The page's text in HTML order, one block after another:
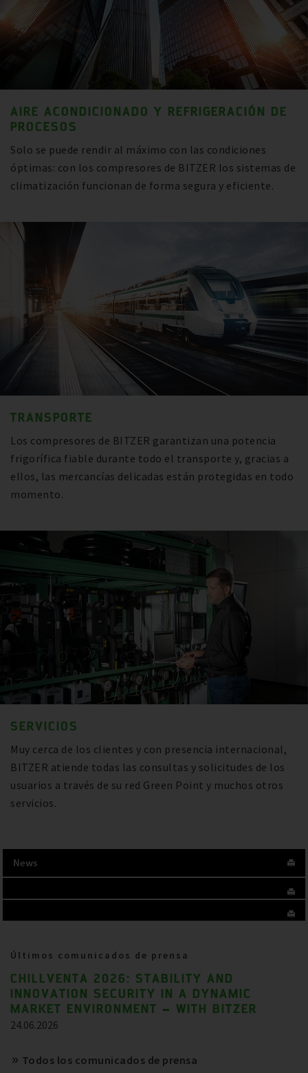
AIRE ACONDICIONADO Y REFRIGERACIÓN DE
PROCESOS
Solo se puede rendir al máximo con las condiciones
óptimas: con los compresores de BITZER los sistemas de
climatización funcionan de forma segura y eficiente.
TRANSPORTE
Los compresores de BITZER garantizan una potencia
frigorífica fiable durante todo el transporte y, gracias a
ellos, las mercancías delicadas están protegidas en todo
momento.
SERVICIOS
Muy cerca de los clientes y con presencia internacional,
BITZER atiende todas las consultas y solicitudes de los
usuarios a través de su red Green Point y muchos otros
servicios.
News
Últimos comunicados de prensa
CHILLVENTA 2026: STABILITY AND
INNOVATION SECURITY IN A DYNAMIC
MARKET ENVIRONMENT – WITH BITZER
24.06.2026
Todos los comunicados de prensa